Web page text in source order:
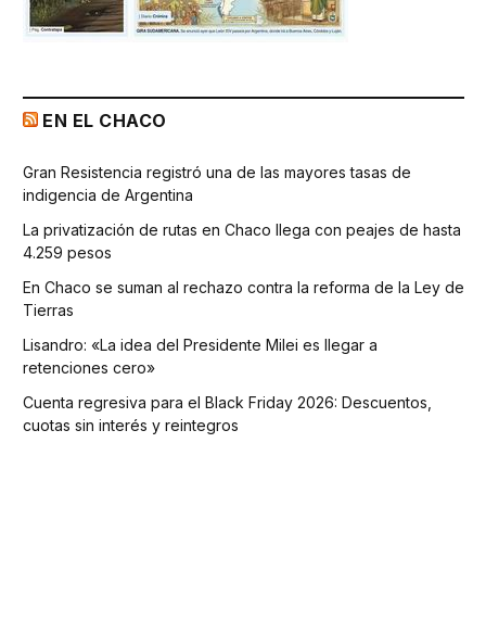
EN EL CHACO
Gran Resistencia registró una de las mayores tasas de
indigencia de Argentina
La privatización de rutas en Chaco llega con peajes de hasta
4.259 pesos
En Chaco se suman al rechazo contra la reforma de la Ley de
Tierras
Lisandro: «La idea del Presidente Milei es llegar a
retenciones cero»
Cuenta regresiva para el Black Friday 2026: Descuentos,
cuotas sin interés y reintegros